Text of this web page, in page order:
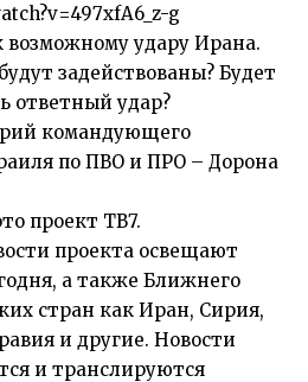
g
возможному удару Ирана.
задействованы? Будет
ответный удар?
командующего
по ПВО и ПРО – Дорона
проект ТВ7.
проекта освещают
а также Ближнего
стран как Иран, Сирия,
и другие. Новости
и транслируются